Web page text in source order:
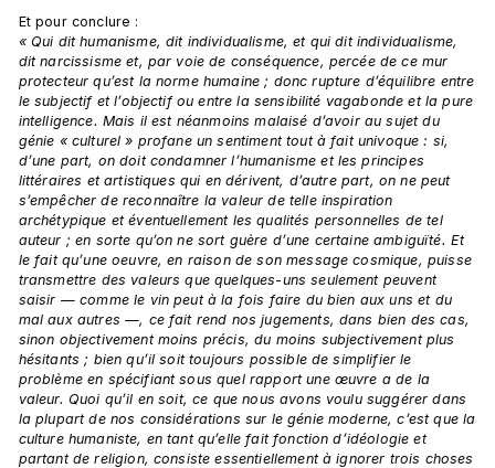
Et pour conclure :
« Qui dit humanisme, dit individualisme, et qui dit individualisme,
dit narcissisme et, par voie de conséquence, percée de ce mur
protecteur qu’est la norme humaine ; donc rupture d’équilibre entre
le subjectif et l’objectif ou entre la sensibilité vagabonde et la pure
intelligence. Mais il est néanmoins malaisé d’avoir au sujet du
génie « culturel » profane un sentiment tout à fait univoque : si,
d’une part, on doit condamner l’humanisme et les principes
littéraires et artistiques qui en dérivent, d’autre part, on ne peut
s’empêcher de reconnaître la valeur de telle inspiration
archétypique et éventuellement les qualités personnelles de tel
auteur ; en sorte qu’on ne sort guère d’une certaine ambiguïté. Et
le fait qu’une oeuvre, en raison de son message cosmique, puisse
transmettre des valeurs que quelques-uns seulement peuvent
saisir — comme le vin peut à la fois faire du bien aux uns et du
mal aux autres —, ce fait rend nos jugements, dans bien des cas,
sinon objectivement moins précis, du moins subjectivement plus
hésitants ; bien qu’il soit toujours possible de simplifier le
problème en spécifiant sous quel rapport une œuvre a de la
valeur. Quoi qu’il en soit, ce que nous avons voulu suggérer dans
la plupart de nos considérations sur le génie moderne, c’est que la
culture humaniste, en tant qu’elle fait fonction d’idéologie et
partant de religion, consiste essentiellement à ignorer trois choses